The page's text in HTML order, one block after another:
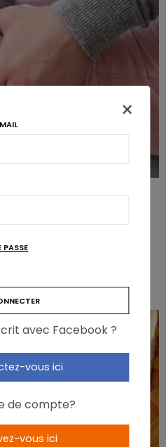
saturés serait nuisible
chez la souris suggèrent qu’une
et…
×
PASSE
avec Facebook ?
vous ici
de compte?
vous ici